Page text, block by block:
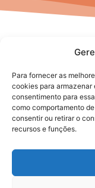
Para fornecer as
cookies para armazenar
consentimento para
como comportamento
consentir ou retirar o
recursos e funções.
No posts to display